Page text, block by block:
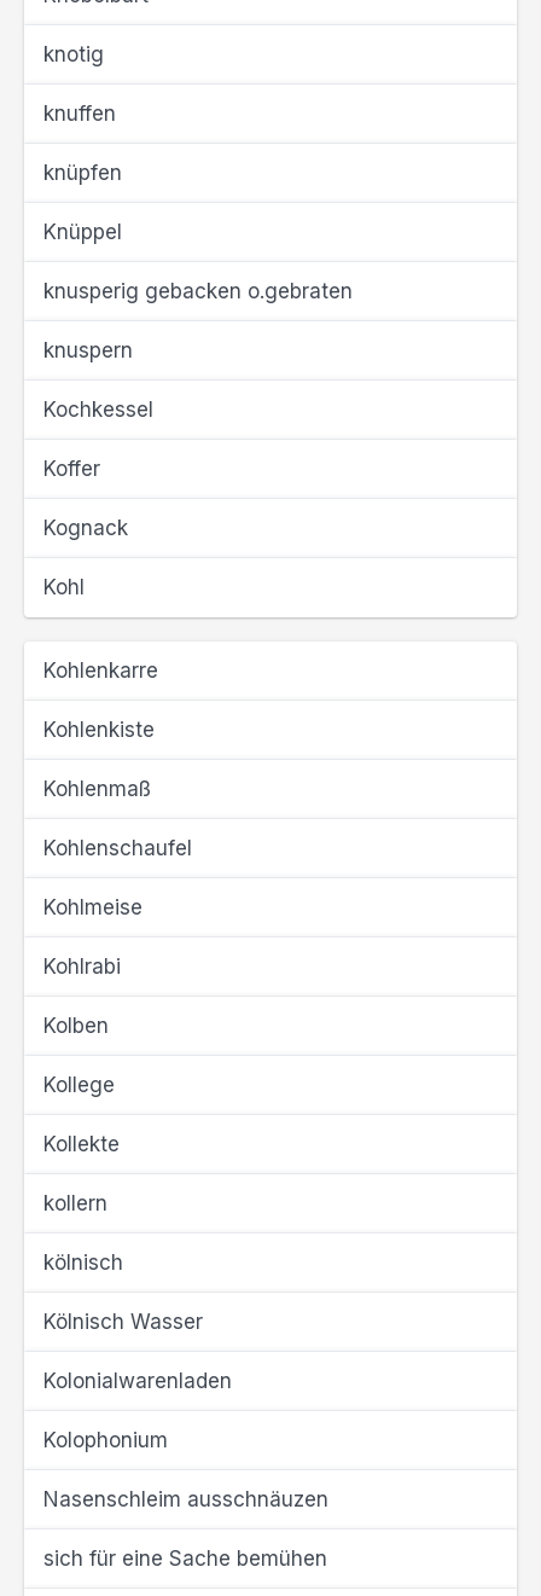
knotig
knuffen
knüpfen
Knüppel
knusperig gebacken o.gebraten
knuspern
Kochkessel
Koffer
Kognack
Kohl
Kohlenkarre
Kohlenkiste
Kohlenmaß
Kohlenschaufel
Kohlmeise
Kohlrabi
Kolben
Kollege
Kollekte
kollern
kölnisch
Kölnisch Wasser
Kolonialwarenladen
Kolophonium
Nasenschleim ausschnäuzen
sich für eine Sache bemühen